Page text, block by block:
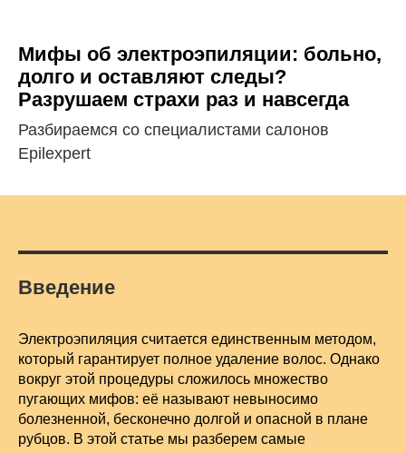
Мифы об электроэпиляции: больно,
долго и оставляют следы?
Разрушаем страхи раз и навсегда
Разбираемся со специалистами салонов
Epilexpert
Введение
Электроэпиляция считается единственным методом,
который гарантирует полное удаление волос. Однако
вокруг этой процедуры сложилось множество
пугающих мифов: её называют невыносимо
болезненной, бесконечно долгой и опасной в плане
рубцов. В этой статье мы разберем самые